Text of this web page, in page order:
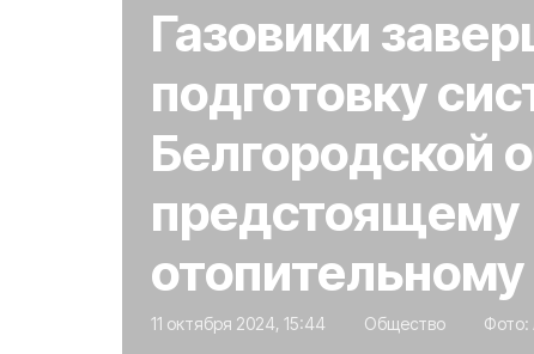
Газовики
подготовку
Белгородской
предстоящему
отопительному
11 октября 2024, 15:44 Общество Фото: